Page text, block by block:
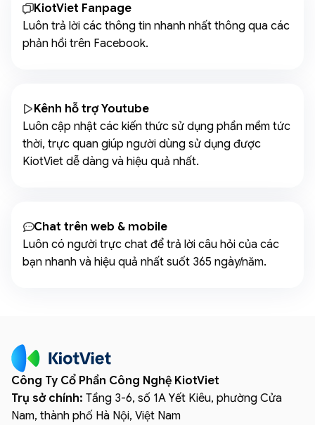
KiotViet Fanpage
Luôn trả lời các thông tin nhanh nhất thông qua các
phản hồi trên Facebook.
Kênh hỗ trợ Youtube
Luôn cập nhật các kiến thức sử dụng phần mềm tức
thời, trực quan giúp người dùng sử dụng được
KiotViet dễ dàng và hiệu quả nhất.
Chat trên web & mobile
Luôn có người trực chat để trả lời câu hỏi của các
bạn nhanh và hiệu quả nhất suốt 365 ngày/năm.
Công Ty Cổ Phần Công Nghệ KiotViet
Trụ sở chính: Tầng 3-6, số 1A Yết Kiêu, phường Cửa
Nam, thành phố Hà Nội, Việt Nam